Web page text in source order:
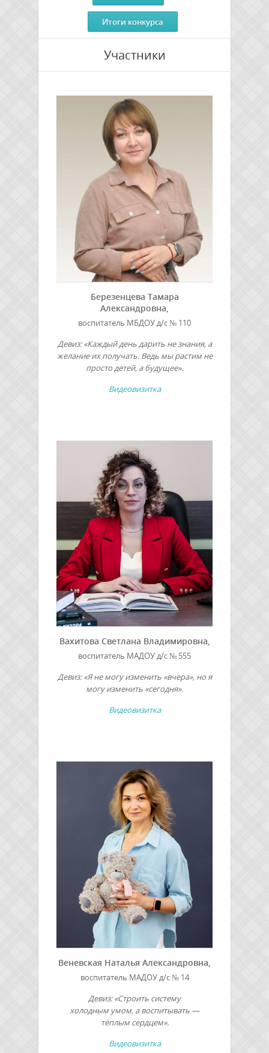
Итоги конкурса
Участники
Березенцева Тамара
Александровна,
воспитатель МБДОУ д/с № 110
Девиз: «Каждый день дарить не знания, а
желание их получать. Ведь мы растим не
просто детей, а будущее».
Видеовизитка
Вахитова Светлана Владимировна,
воспитатель МАДОУ д/с № 555
Девиз: «Я не могу изменить «вчера», но я
могу изменить «сегодня».
Видеовизитка
Веневская Наталья Александровна,
воспитатель МАДОУ д/с № 14
Девиз: «Строить систему
холодным умом, а воспитывать —
тёплым сердцем».
Видеовизитка